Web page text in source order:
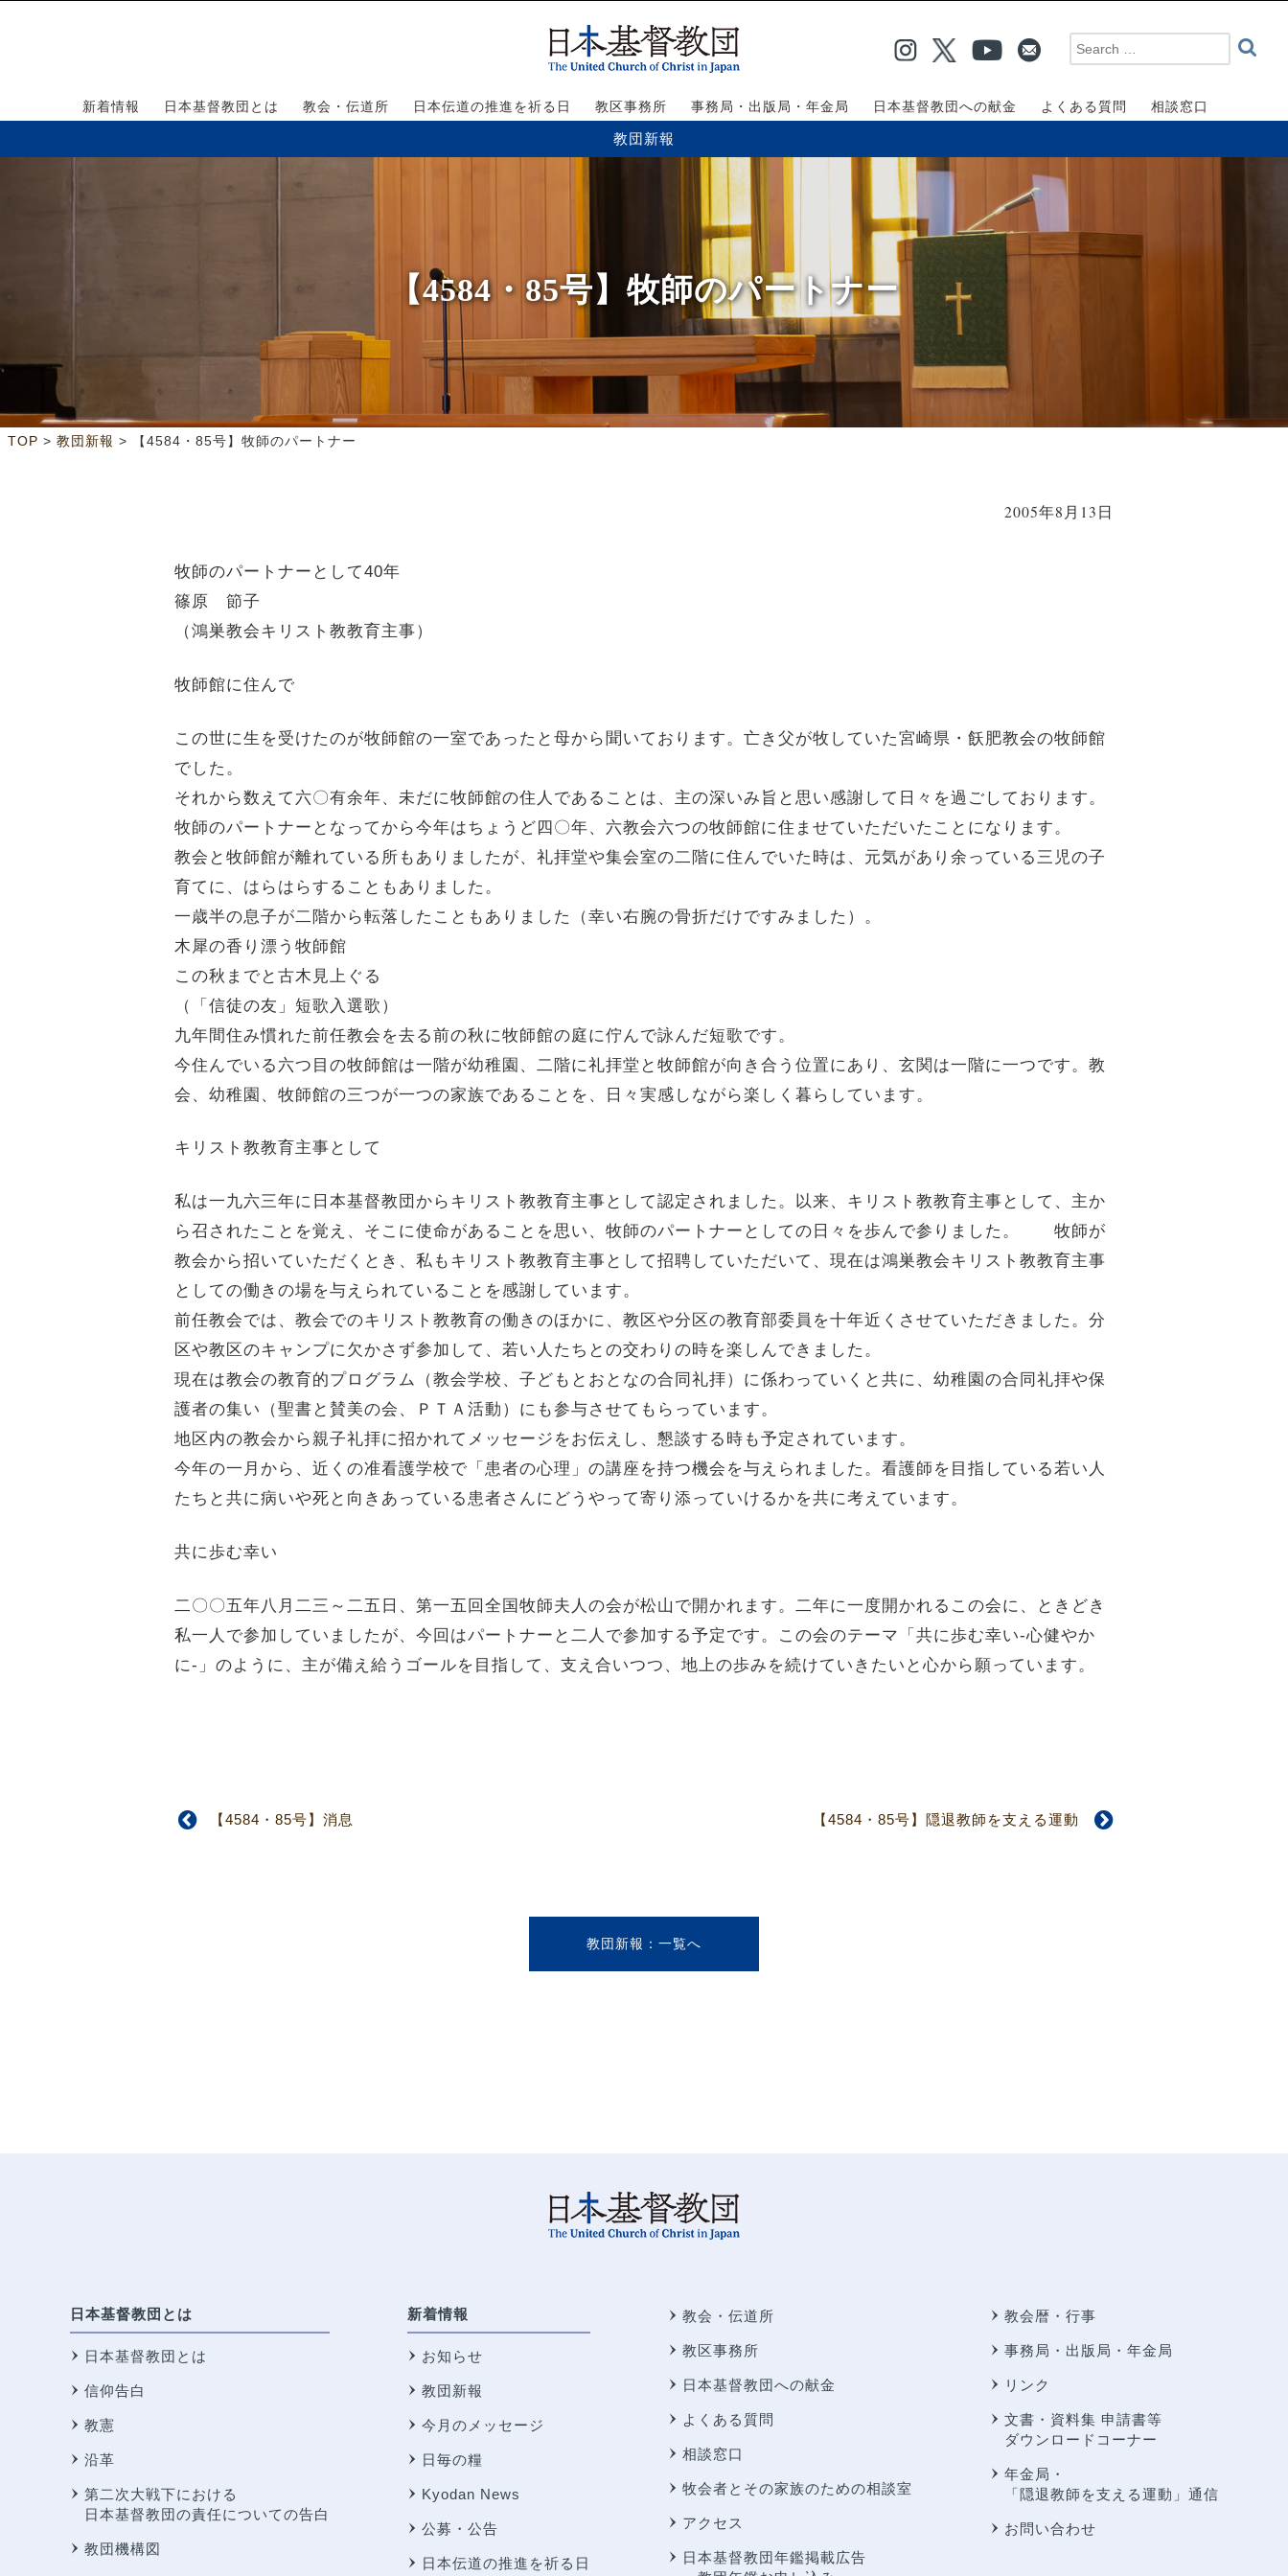
新着情報 日本基督教団とは 教会・伝道所 日本伝道の推進を祈る日 教区事務所 事務局・出版局・年金局 日本基督教団への献金 よくある質問 相談窓口
教団新報
【4584・85号】牧師のパートナー
TOP > 教団新報 > 【4584・85号】牧師のパートナー
2005年8月13日
牧師のパートナーとして40年
篠原 節子
（鴻巣教会キリスト教教育主事）
牧師館に住んで
この世に生を受けたのが牧師館の一室であったと母から聞いております。亡き父が牧していた宮崎県・飫肥教会の牧師館
でした。
それから数えて六〇有余年、未だに牧師館の住人であることは、主の深いみ旨と思い感謝して日々を過ごしております。
牧師のパートナーとなってから今年はちょうど四〇年、六教会六つの牧師館に住ませていただいたことになります。
教会と牧師館が離れている所もありましたが、礼拝堂や集会室の二階に住んでいた時は、元気があり余っている三児の子
育てに、はらはらすることもありました。
一歳半の息子が二階から転落したこともありました（幸い右腕の骨折だけですみました）。
木犀の香り漂う牧師館
この秋までと古木見上ぐる
（「信徒の友」短歌入選歌）
九年間住み慣れた前任教会を去る前の秋に牧師館の庭に佇んで詠んだ短歌です。
今住んでいる六つ目の牧師館は一階が幼稚園、二階に礼拝堂と牧師館が向き合う位置にあり、玄関は一階に一つです。教
会、幼稚園、牧師館の三つが一つの家族であることを、日々実感しながら楽しく暮らしています。
キリスト教教育主事として
私は一九六三年に日本基督教団からキリスト教教育主事として認定されました。以来、キリスト教教育主事として、主か
ら召されたことを覚え、そこに使命があることを思い、牧師のパートナーとしての日々を歩んで参りました。 牧師が
教会から招いていただくとき、私もキリスト教教育主事として招聘していただいて、現在は鴻巣教会キリスト教教育主事
としての働きの場を与えられていることを感謝しています。
前任教会では、教会でのキリスト教教育の働きのほかに、教区や分区の教育部委員を十年近くさせていただきました。分
区や教区のキャンプに欠かさず参加して、若い人たちとの交わりの時を楽しんできました。
現在は教会の教育的プログラム（教会学校、子どもとおとなの合同礼拝）に係わっていくと共に、幼稚園の合同礼拝や保
護者の集い（聖書と賛美の会、ＰＴＡ活動）にも参与させてもらっています。
地区内の教会から親子礼拝に招かれてメッセージをお伝えし、懇談する時も予定されています。
今年の一月から、近くの准看護学校で「患者の心理」の講座を持つ機会を与えられました。看護師を目指している若い人
たちと共に病いや死と向きあっている患者さんにどうやって寄り添っていけるかを共に考えています。
共に歩む幸い
二〇〇五年八月二三～二五日、第一五回全国牧師夫人の会が松山で開かれます。二年に一度開かれるこの会に、ときどき
私一人で参加していましたが、今回はパートナーと二人で参加する予定です。この会のテーマ「共に歩む幸い-心健やか
に-」のように、主が備え給うゴールを目指して、支え合いつつ、地上の歩みを続けていきたいと心から願っています。
【4584・85号】消息 【4584・85号】隠退教師を支える運動
教団新報
日本基督教団とは
日本基督教団とは
信仰告白
教憲
沿革
第二次大戦下における
日本基督教団の責任についての告白
教団機構図
新着情報
お知らせ
教団新報
今月のメッセージ
日毎の糧
Kyodan News
公募・公告
日本伝道の推進を祈る日
教会・伝道所
教区事務所
日本基督教団への献金
よくある質問
相談窓口
牧会者とその家族のための相談室
アクセス
日本基督教団年鑑掲載広告
教会暦・行事
事務局・出版局・年金局
リンク
文書・資料集 申請書等
ダウンロードコーナー
年金局・
「隠退教師を支える運動」通信
お問い合わせ